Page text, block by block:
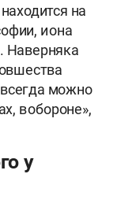
на
и она
Наверняка
можно
в обороне»,
у